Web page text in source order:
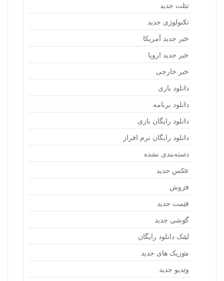
تبلت جدید
تکنولوژی جدید
خبر جدید آمریکا
خبر جدید اروپا
خبر خارجی
دانلود بازی
دانلود برنامه
دانلود رایگان بازی
دانلود رایگان نرم افراز
دسته‌بندی نشده
عکس جدید
فروش
قیمت جدید
گوشی جدید
لینک دانلود رایگان
موزیک های جدید
ویدیو جدید